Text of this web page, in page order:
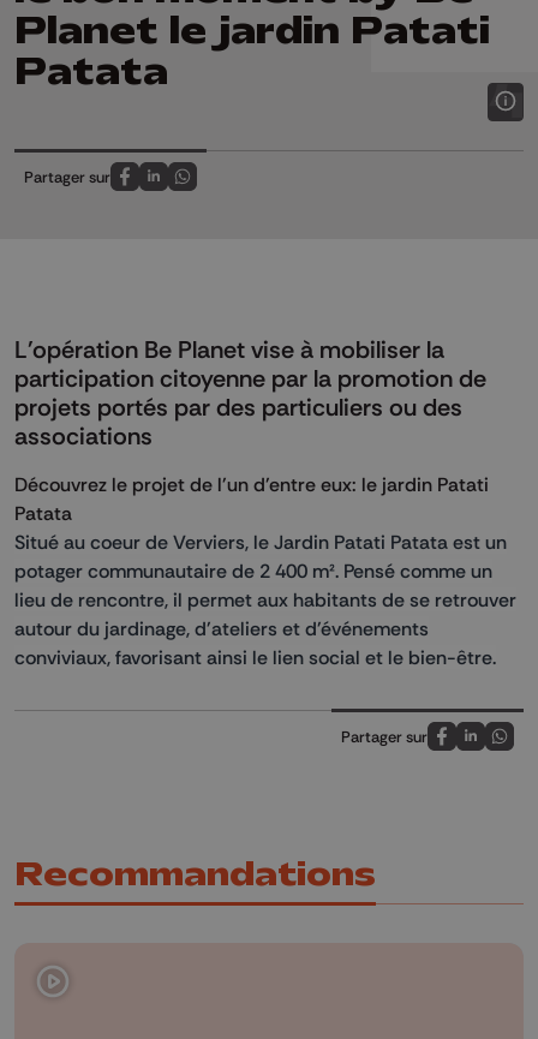
Planet le jardin Patati
Patata
Partager sur
Partagez sur FaceBook
Partagez sur LinkedIn
Partagez sur Whatsapp
L'opération Be Planet vise à mobiliser la
participation citoyenne par la promotion de
projets portés par des particuliers ou des
associations
Découvrez le projet de l'un d'entre eux: le jardin Patati
Patata
Situé au coeur de Verviers, le Jardin Patati Patata est un
potager communautaire de 2 400 m². Pensé comme un
lieu de rencontre, il permet aux habitants de se retrouver
autour du jardinage, d'ateliers et d'événements
conviviaux, favorisant ainsi le lien social et le bien-être.
Partager sur
Partagez sur
Partagez
Recommandations